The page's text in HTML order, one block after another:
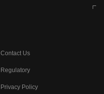
Contact Us
Regulatory
Privacy Policy